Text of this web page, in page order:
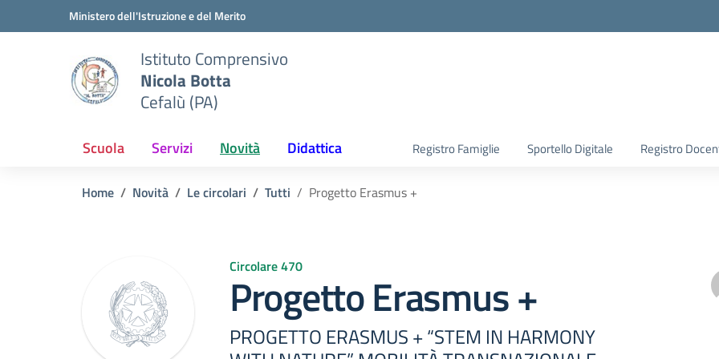
Vai ai contenuti
Vai al menu di navigazioneMinistero dell'Istruzione e del Merito
Istituto Comprensivo
Nicola Botta
Cefalù (PA)
Scuola Servizi Novità Didattica Registro Famiglie Sportello Digitale Registro
Home Novità Le circolari Tutti Progetto Erasmus +
Circolare 470
Progetto Erasmus +
PROGETTO ERASMUS + “STEM IN HARMONY